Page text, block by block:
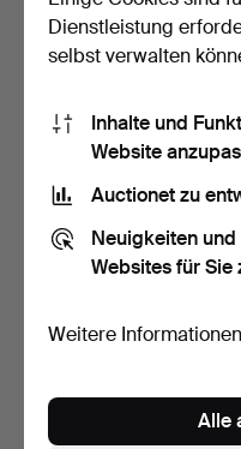
Holz, 20. Jahrhunde…
Sie können auch in
Dienstleistung
selbst verwalten
Inhalte und
Website
Auctionet zu
Neuigkeiten
Websites für Sie
Weitere
Alle